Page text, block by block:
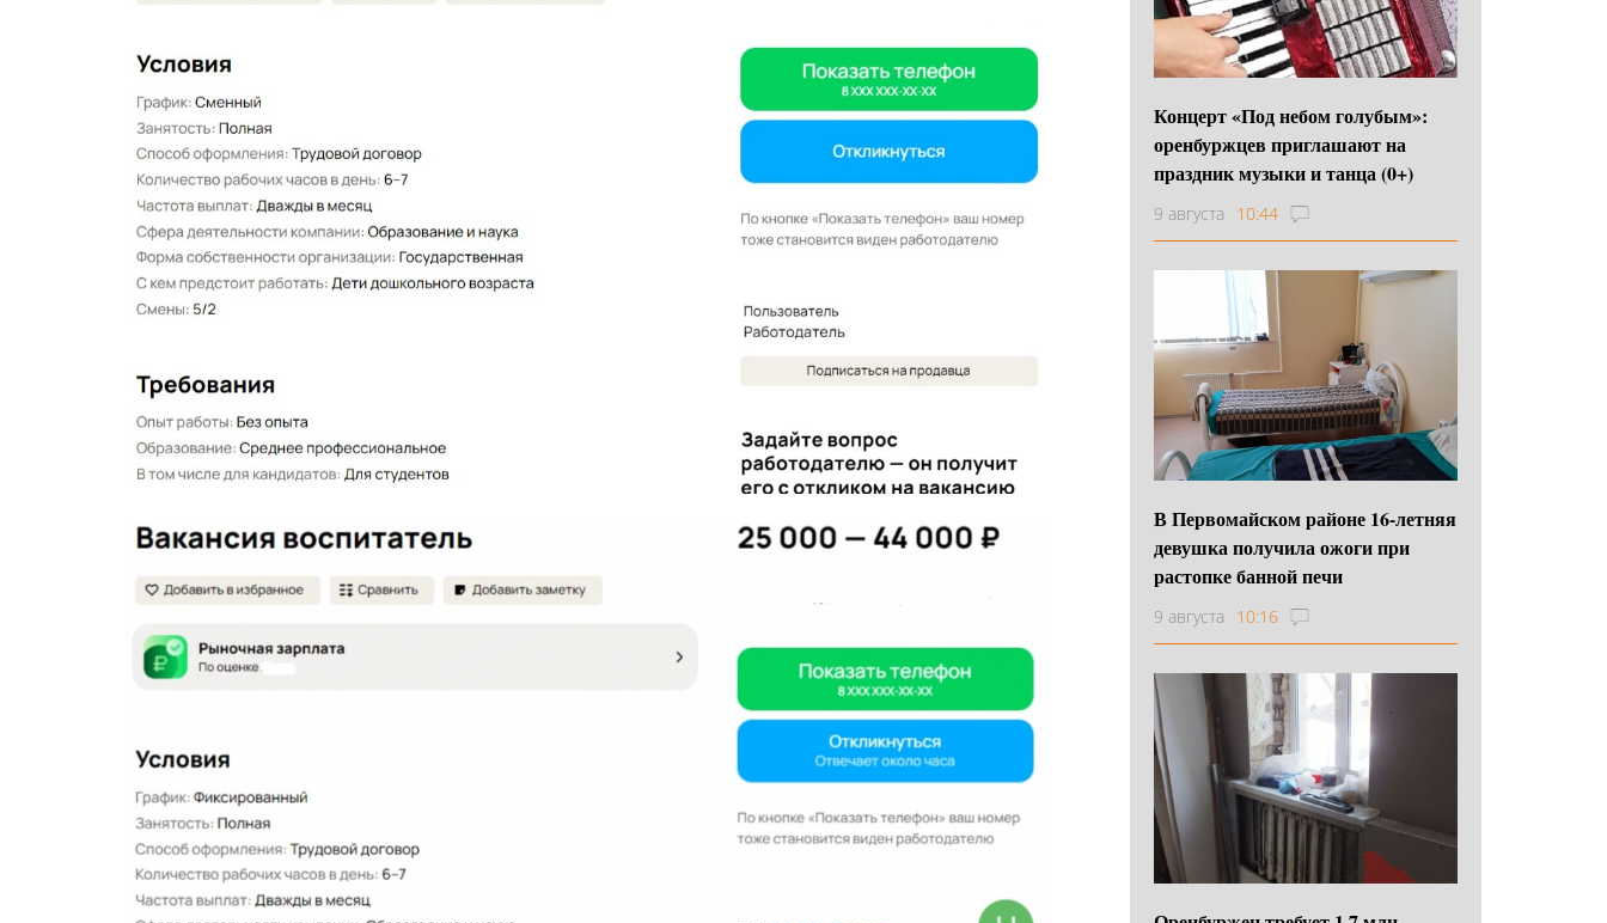
Концерт «Под небом голубым»:
оренбуржцев приглашают на
праздник музыки и танца (0+)
9 августа 10:44
В Первомайском районе 16‑летняя
девушка получила ожоги при
растопке банной печи
9 августа 10:16